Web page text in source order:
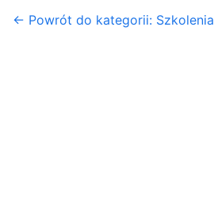
← Powrót do kategorii: Szkolenia